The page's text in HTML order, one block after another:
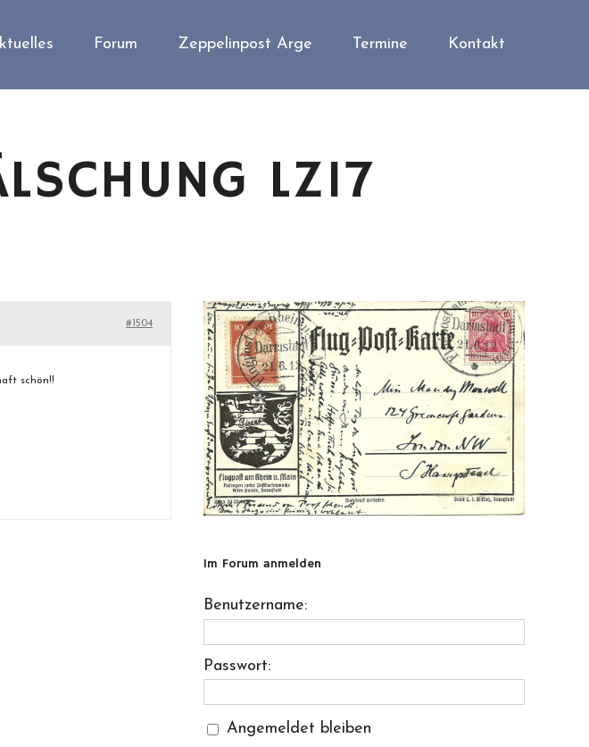
Forum Zeppelinpost Arge Termine Kontakt
LZ17
#1504
schön!!
Im Forum anmelden
Benutzername:
Passwort:
Angemeldet bleiben